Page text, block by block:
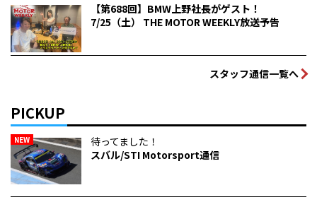
【第688回】BMW上野社長がゲスト！
7/25（土） THE MOTOR WEEKLY放送予告
スタッフ通信一覧へ
PICKUP
NEW
待ってました！
スバル/STI Motorsport通信